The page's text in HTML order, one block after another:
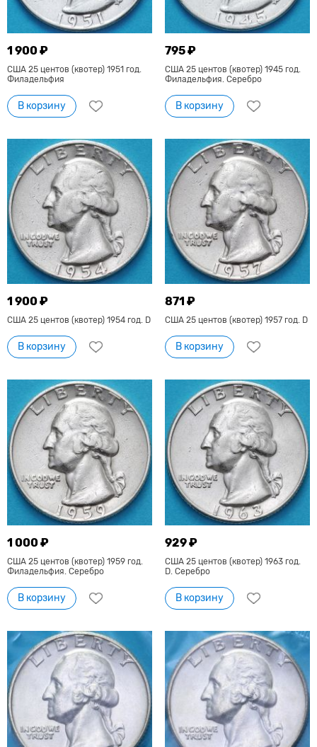
1 900 ₽
США 25 центов (квотер) 1951 год.
Филадельфия
В корзину
795 ₽
США 25 центов (квотер) 1945 год.
Филадельфия. Серебро
В корзину
1 900 ₽
США 25 центов (квотер) 1954 год. D
В корзину
871 ₽
США 25 центов (квотер) 1957 год. D
В корзину
1 000 ₽
США 25 центов (квотер) 1959 год.
Филадельфия. Серебро
В корзину
929 ₽
США 25 центов (квотер) 1963 год.
D. Серебро
В корзину